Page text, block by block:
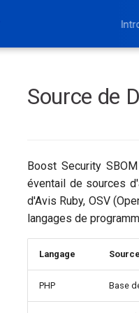
Source de
Boost Security
éventail de sources
d'Avis Ruby, OSV
langages de
Langage Source
PHP Base